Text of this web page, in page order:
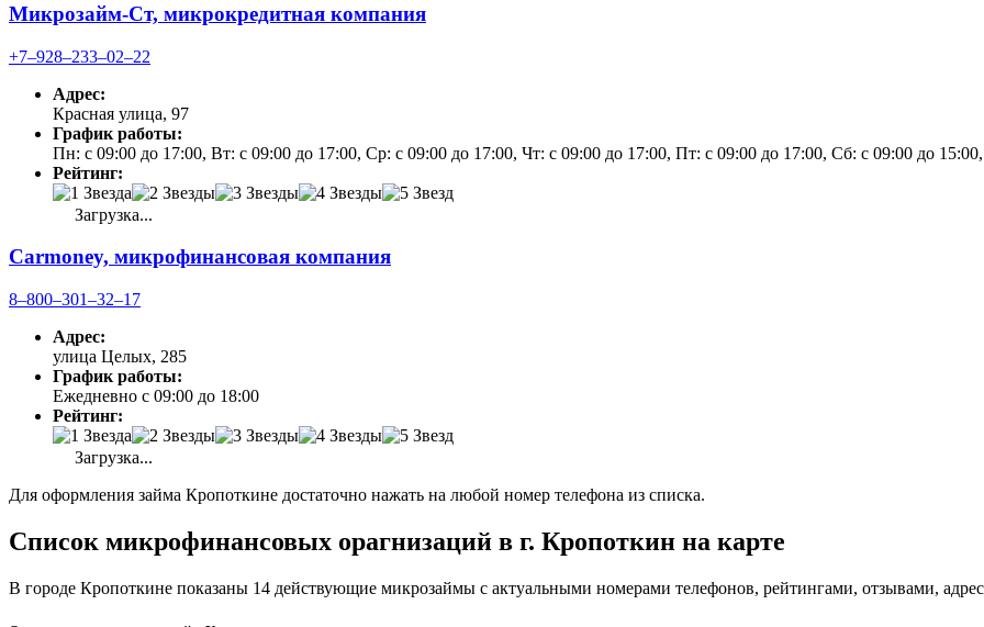
Микрозайм-Ст, микрокредитная компания
+7‒928‒233‒02‒22
Адрес:
Красная улица, 97
График работы:
Пн: с 09:00 до 17:00, Вт: с 09:00 до 17:00, Ср: с 09:00 до 17:00, Чт: с 09:00 до 17:00, Пт: с 09:00 до 17:00, Сб: с 09:00 до
Рейтинг:
Загрузка...
Carmoney, микрофинансовая компания
8‒800‒301‒32‒17
Адрес:
улица Целых, 285
График работы:
Ежедневно с 09:00 до 18:00
Рейтинг:
Загрузка...
Для оформления займа Кропоткине достаточно нажать на любой номер телефона из списка.
Список микрофинансовых орагнизаций в г. Кропоткин на карте
В городе Кропоткине показаны 14 действующие микрозаймы с актуальными номерами телефонов, рейтингами, отзывами,